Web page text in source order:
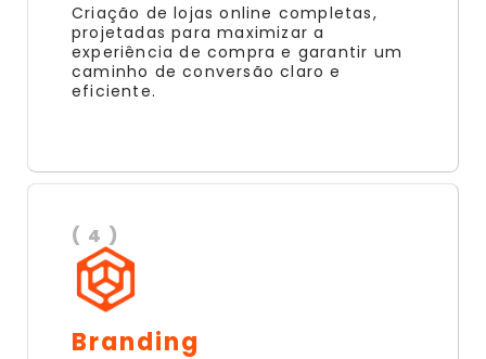
Criação de lojas online completas,
projetadas para maximizar a
experiência de compra e garantir um
caminho de conversão claro e
eficiente.
( 4 )
Branding